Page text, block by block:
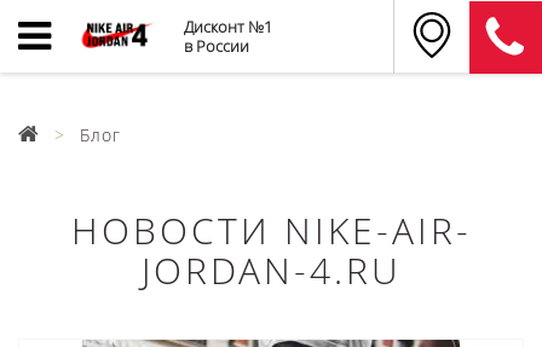
Дисконт №1
в России
Блог
НОВОСТИ NIKE-AIR-
JORDAN-4.RU